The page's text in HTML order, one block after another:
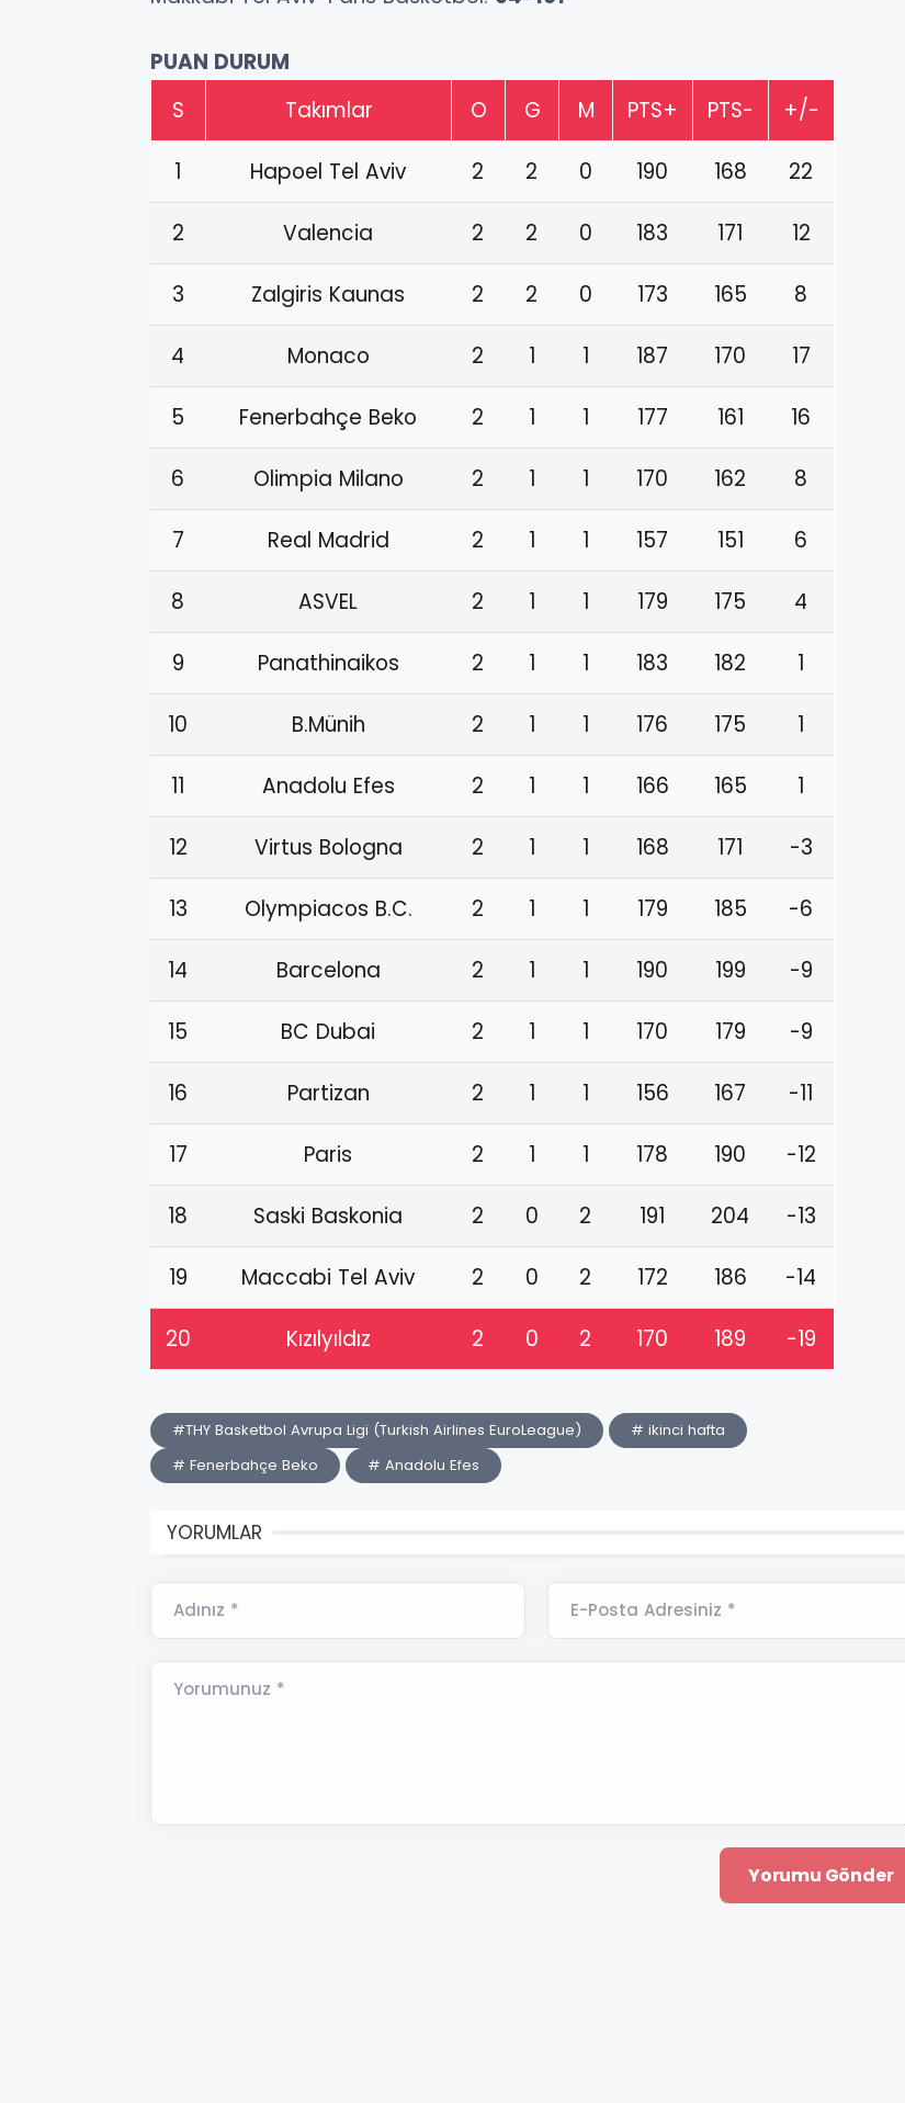
PUAN DURUM
S
Takımlar O G M PTS+ PTS- +/-
1 Hapoel Tel Aviv 2 2 0 190 168 22
2 Valencia 2 2 0 183 171 12
3 Zalgiris Kaunas 2 2 0 173 165 8
4 Monaco 2 1 1 187 170 17
5 Fenerbahçe Beko 2 1 1 177 161 16
6 Olimpia Milano 2 1 1 170 162 8
7 Real Madrid 2 1 1 157 151 6
8 ASVEL 2 1 1 179 175 4
9 Panathinaikos 2 1 1 183 182 1
10 B.Münih 2 1 1 176 175 1
11 Anadolu Efes 2 1 1 166 165 1
12 Virtus Bologna 2 1 1 168 171 -3
13 Olympiacos B.C. 2 1 1 179 185 -6
14 Barcelona 2 1 1 190 199 -9
15 BC Dubai 2 1 1 170 179 -9
16 Partizan 2 1 1 156 167 -11
17 Paris 2 1 1 178 190 -12
18 Saski Baskonia 2 0 2 191 204 -13
19 Maccabi Tel Aviv 2 0 2 172 186 -14
20 Kızılyıldız 2 0 2 170 189 -19
#THY Basketbol Avrupa Ligi (Turkish Airlines EuroLeague)
# ikinci hafta
# Fenerbahçe Beko
# Anadolu Efes
YORUMLAR
Adınız * E-Posta Adresiniz *
Yorumunuz *